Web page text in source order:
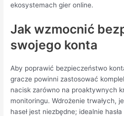
ekosystemach gier online.
Jak wzmocnić
swojego konta
Aby poprawić bezpieczeństwo
gracze powinni zastosować
nacisk zarówno na proaktywnych
monitoringu. Wdrożenie trwałych,
haseł jest niezbędne; idealnie